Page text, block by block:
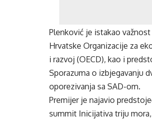
Plenković je istakao
Hrvatske Organizacije za
i razvoj (OECD), kao i
Sporazuma o izbjegavanju
oporezivanja sa SAD-om.
Premijer je najavio
summit Inicijativa triju